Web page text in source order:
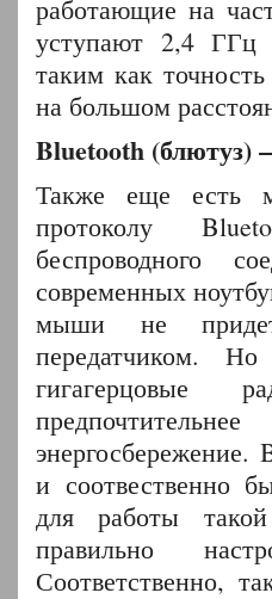
работающие на
уступают 2,4
таким как
на большом
Bluetooth
Также еще есть
протоколу
беспроводного
современных
мыши не
передатчиком.
гигагерцовые
и соотвественно
для работы
правильно
Соответственно,